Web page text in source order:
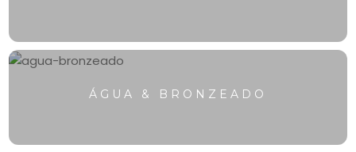
ÁGUA & BRONZEADO